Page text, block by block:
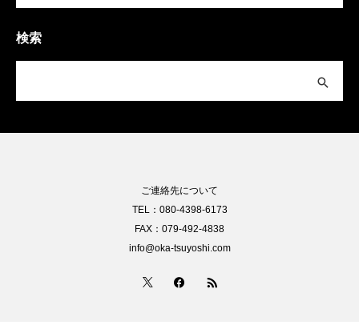
検索
ご連絡先について
TEL：080-4398-6173
FAX：079-492-4838
info@oka-tsuyoshi.com